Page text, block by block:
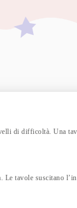
di difficoltà. Una
tavole suscitano